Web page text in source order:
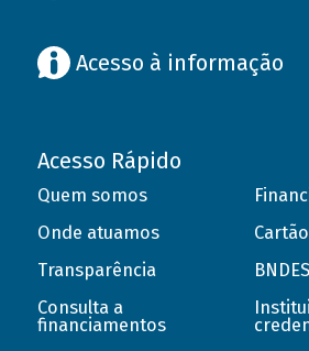
Acesso à informação
Acesso Rápido
Quem somos
Onde atuamos
Transparência
Consulta a
financiamentos